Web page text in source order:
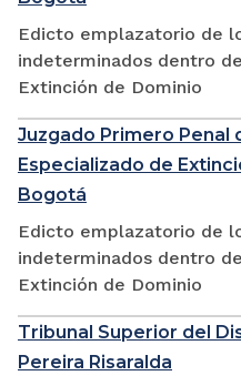
Edicto emplazatorio de
indeterminados dentro
Extinción de Dominio
Juzgado Primero Penal
Especializado de
Bogotá
Edicto emplazatorio de
indeterminados dentro
Extinción de Dominio
Tribunal Superior del
Pereira Risaralda